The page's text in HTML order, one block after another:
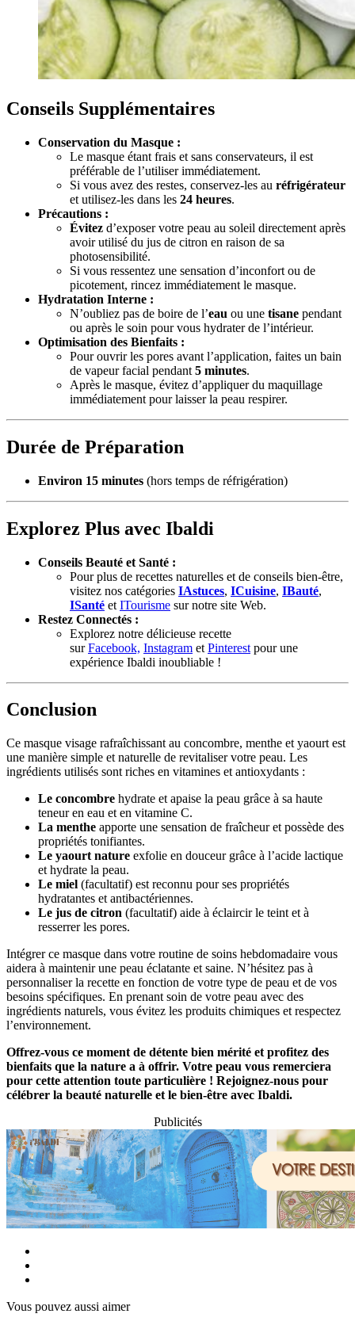
Conseils Supplémentaires
Conservation du Masque :
Le masque étant frais et sans conservateurs, il est
préférable de l’utiliser immédiatement.
Si vous avez des restes, conservez-les au réfrigérateur
et utilisez-les dans les 24 heures.
Précautions :
Évitez d’exposer votre peau au soleil directement après
avoir utilisé du jus de citron en raison de sa
photosensibilité.
Si vous ressentez une sensation d’inconfort ou de
picotement, rincez immédiatement le masque.
Hydratation Interne :
N’oubliez pas de boire de l’eau ou une tisane pendant
ou après le soin pour vous hydrater de l’intérieur.
Optimisation des Bienfaits :
Pour ouvrir les pores avant l’application, faites un bain
de vapeur facial pendant 5 minutes.
Après le masque, évitez d’appliquer du maquillage
immédiatement pour laisser la peau respirer.
Durée de Préparation
Environ 15 minutes (hors temps de réfrigération)
Explorez Plus avec Ibaldi
Conseils Beauté et Santé :
Pour plus de recettes naturelles et de conseils bien-être,
visitez nos catégories IAstuces, ICuisine, IBauté,
ISanté et ITourisme sur notre site Web.
Restez Connectés :
Explorez notre délicieuse recette
surFacebook, Instagram et Pinterest pour une
expérience Ibaldi inoubliable !
Conclusion
Ce masque visage rafraîchissant au concombre, menthe et yaourt est
une manière simple et naturelle de revitaliser votre peau. Les
ingrédients utilisés sont riches en vitamines et antioxydants :
Le concombre hydrate et apaise la peau grâce à sa haute
teneur en eau et en vitamine C.
La menthe apporte une sensation de fraîcheur et possède des
propriétés tonifiantes.
Le yaourt nature exfolie en douceur grâce à l’acide lactique
et hydrate la peau.
Le miel (facultatif) est reconnu pour ses propriétés
hydratantes et antibactériennes.
Le jus de citron (facultatif) aide à éclaircir le teint et à
resserrer les pores.
Intégrer ce masque dans votre routine de soins hebdomadaire vous
aidera à maintenir une peau éclatante et saine. N’hésitez pas à
personnaliser la recette en fonction de votre type de peau et de vos
besoins spécifiques. En prenant soin de votre peau avec des
ingrédients naturels, vous évitez les produits chimiques et respectez
l’environnement.
Offrez-vous ce moment de détente bien mérité et profitez des
bienfaits que la nature a à offrir. Votre peau vous remerciera
pour cette attention toute particulière ! Rejoignez-nous pour
célébrer la beauté naturelle et le bien-être avec Ibaldi.
Publicités
Vous pouvez aussi aimer